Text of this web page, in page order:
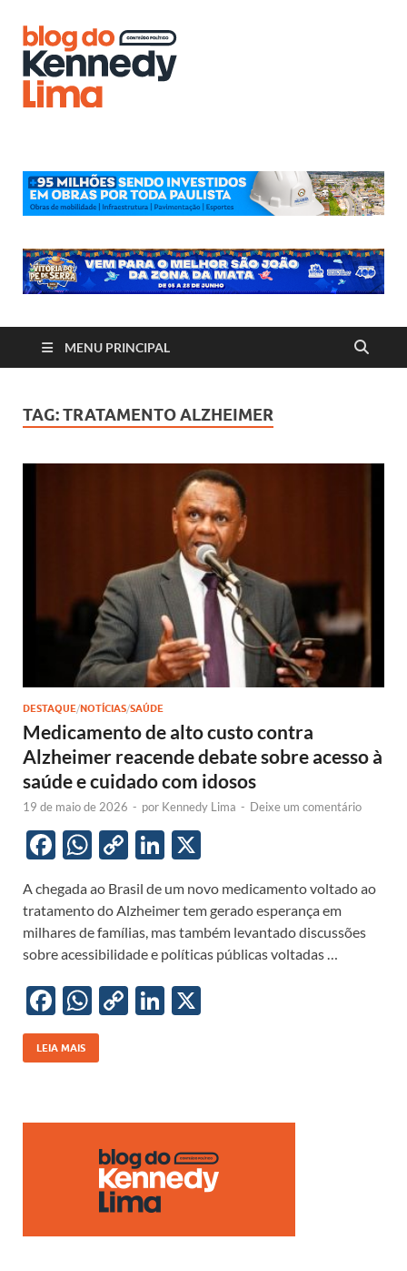
MENU PRINCIPAL
TAG:TRATAMENTO ALZHEIMER
DESTAQUE/NOTÍCIAS/SAÚDE
Medicamento de alto custo contra
Alzheimer reacende debate sobre acesso à
saúde e cuidado com idosos
19 de maio de 2026 - por Kennedy Lima - Deixe um comentário
F
e
b
o
o
k
W
at
s
A
p
p
C
p
y
Li
n
k
Li
k
e
dI
n
A chegada ao Brasil de um novo medicamento voltado ao
tratamento do Alzheimer tem gerado esperança em
milhares de famílias, mas também levantado discussões
sobre acessibilidade e políticas públicas voltadas …
F
ac
e
o
W
h
at
A
p
p
C
Li
n
k
Li
dI
n
LEIA MAIS